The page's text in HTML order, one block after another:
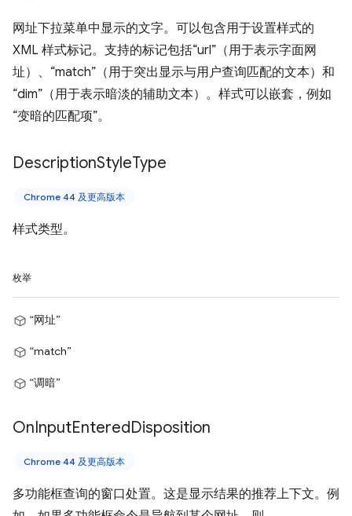
网址下拉菜单中显示的文字。可以包含用于设置样式的
XML 样式标记。支持的标记包括“url”（用于表示字面网
址）、“match”（用于突出显示与用户查询匹配的文本）和
“dim”（用于表示暗淡的辅助文本）。样式可以嵌套，例如
“变暗的匹配项”。
DescriptionStyleType
Chrome 44 及更高版本
样式类型。
枚举
“网址”
“match”
“调暗”
OnInputEnteredDisposition
Chrome 44 及更高版本
多功能框查询的窗口处置。这是显示结果的推荐上下文。例